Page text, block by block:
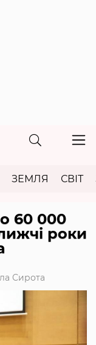
ЗЕМЛЯ СВІТ
60 000
роки
Сирота